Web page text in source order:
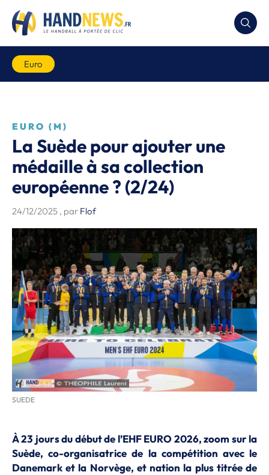
Euro
EURO (M)
La Suède pour ajouter une
médaille à sa collection
européenne ? (2/24)
24/12/2025 , par Flof
SUEDE
À 23 jours du début de l’EHF EURO 2026, zoom sur la
Suède, co-organisatrice de la compétition avec le
Danemark et la Norvège, et nation la plus titrée de